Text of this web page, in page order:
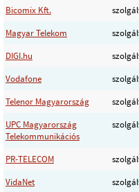
Bicomix Kft.
Magyar Telekom
DIGI.hu
Vodafone
Telenor Magyarország
UPC Magyarország
Telekommunikációs
PR-TELECOM
VidaNet